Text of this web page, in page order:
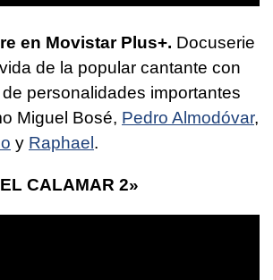
en Movistar Plus+. Docuserie
de la popular cantante con
personalidades importantes
Miguel Bosé, Pedro Almodóvar,
y Raphael.
CALAMAR 2»